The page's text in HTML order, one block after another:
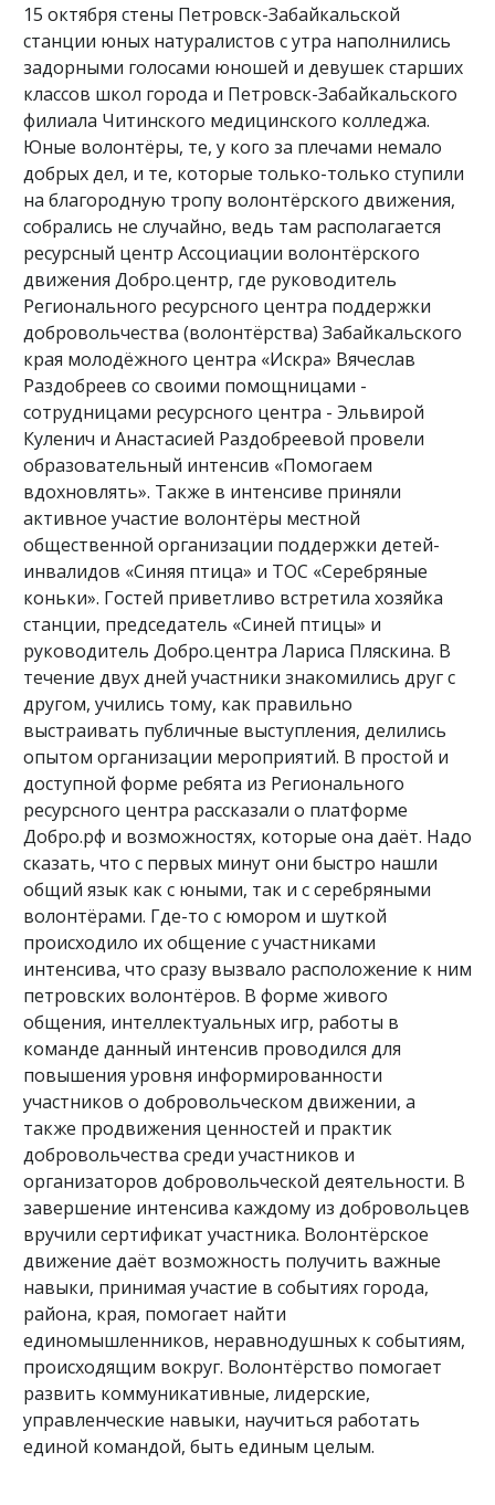
15 октября стены Петровск-Забайкальской
станции юных натуралистов с утра наполнились
задорными голосами юношей и девушек старших
классов школ города и Петровск-Забайкальского
филиала Читинского медицинского колледжа.
Юные волонтёры, те, у кого за плечами немало
добрых дел, и те, которые только-только ступили
на благородную тропу волонтёрского движения,
собрались не случайно, ведь там располагается
ресурсный центр Ассоциации волонтёрского
движения Добро.центр, где руководитель
Регионального ресурсного центра поддержки
добровольчества (волонтёрства) Забайкальского
края молодёжного центра «Искра» Вячеслав
Раздобреев со своими помощницами -
сотрудницами ресурсного центра - Эльвирой
Куленич и Анастасией Раздобреевой провели
образовательный интенсив «Помогаем
вдохновлять». Также в интенсиве приняли
активное участие волонтёры местной
общественной организации поддержки детей-
инвалидов «Синяя птица» и ТОС «Серебряные
коньки». Гостей приветливо встретила хозяйка
станции, председатель «Синей птицы» и
руководитель Добро.центра Лариса Пляскина. В
течение двух дней участники знакомились друг с
другом, учились тому, как правильно
выстраивать публичные выступления, делились
опытом организации мероприятий. В простой и
доступной форме ребята из Регионального
ресурсного центра рассказали о платформе
Добро.рф и возможностях, которые она даёт. Надо
сказать, что с первых минут они быстро нашли
общий язык как с юными, так и с серебряными
волонтёрами. Где-то с юмором и шуткой
происходило их общение с участниками
интенсива, что сразу вызвало расположение к ним
петровских волонтёров. В форме живого
общения, интеллектуальных игр, работы в
команде данный интенсив проводился для
повышения уровня информированности
участников о добровольческом движении, а
также продвижения ценностей и практик
добровольчества среди участников и
организаторов добровольческой деятельности. В
завершение интенсива каждому из добровольцев
вручили сертификат участника. Волонтёрское
движение даёт возможность получить важные
навыки, принимая участие в событиях города,
района, края, помогает найти
единомышленников, неравнодушных к событиям,
происходящим вокруг. Волонтёрство помогает
развить коммуникативные, лидерские,
управленческие навыки, научиться работать
единой командой, быть единым целым.